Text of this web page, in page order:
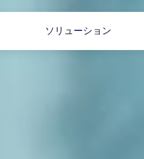
ソリューション